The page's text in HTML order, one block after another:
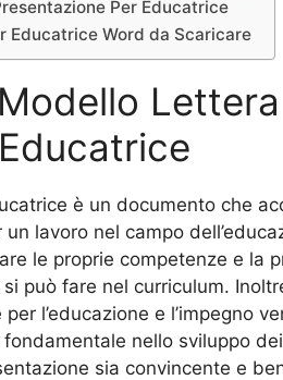
Per Educatrice
Educatrice Word da Scaricare
è un documento che
lavoro nel campo
le proprie competenze e la
può fare nel curriculum.
l’educazione e l’impegno
nello sviluppo
sia convincente e